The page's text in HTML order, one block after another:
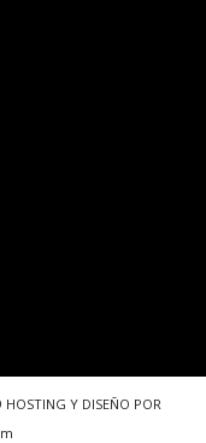
HOSTING Y DISEÑO POR